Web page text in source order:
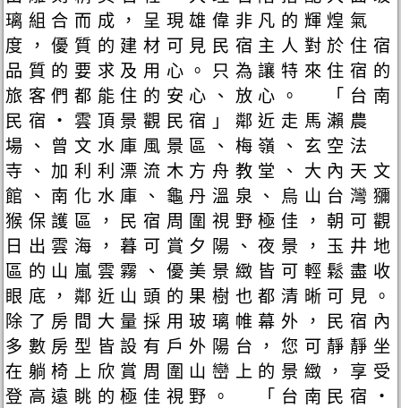
璃組合而成，呈現雄偉非凡的輝煌氣
度，優質的建材可見民宿主人對於住宿
品質的要求及用心。只為讓特來住宿的
旅客們都能住的安心、放心。 「台南
民宿‧雲頂景觀民宿」鄰近走馬瀨農
場、曾文水庫風景區、梅嶺、玄空法
寺、加利利漂流木方舟教堂、大內天文
館、南化水庫、龜丹溫泉、烏山台灣獼
猴保護區，民宿周圍視野極佳，朝可觀
日出雲海，暮可賞夕陽、夜景，玉井地
區的山嵐雲霧、優美景緻皆可輕鬆盡收
眼底，鄰近山頭的果樹也都清晰可見。
除了房間大量採用玻璃帷幕外，民宿內
多數房型皆設有戶外陽台，您可靜靜坐
在躺椅上欣賞周圍山巒上的景緻，享受
登高遠眺的極佳視野。 「台南民宿‧